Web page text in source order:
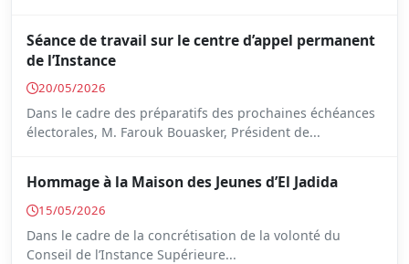
Séance de travail sur le centre d’appel permanent
de l’Instance
20/05/2026
Dans le cadre des préparatifs des prochaines échéances
électorales, M. Farouk Bouasker, Président de...
Hommage à la Maison des Jeunes d’El Jadida
15/05/2026
Dans le cadre de la concrétisation de la volonté du
Conseil de l’Instance Supérieure...